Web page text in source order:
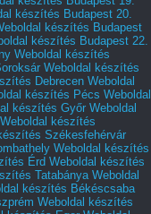
készítés Budapest 20.
készítés Budapest
készítés Budapest 22.
Weboldal készítés
Weboldal készítés
Debrecen Weboldal
készítés Pécs Weboldal
készítés Győr Weboldal
Weboldal készítés
Székesfehérvár
Weboldal készítés
Érd Weboldal készítés
Tatabánya Weboldal
készítés Békéscsaba
Weboldal készítés